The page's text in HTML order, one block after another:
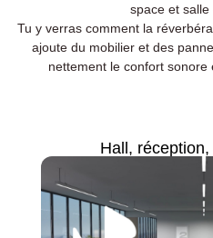
space et salle
Tu y verras comment la
ajoute du mobilier et des
nettement le confort sonore
Hall,